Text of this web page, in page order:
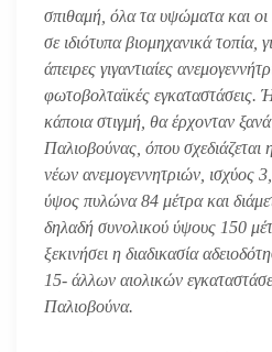
σπιθαμή, όλα τα υψώματα και οι
σε ιδιότυπα βιομηχανικά τοπία,
άπειρες γιγαντιαίες
φωτοβολταϊκές εγκαταστάσεις.
κάποια στιγμή, θα έρχονταν
Παλιοβούνας, όπου σχεδιάζεται
νέων ανεμογεννητριών, ισχύος
ύψος πυλώνα 84 μέτρα και
δηλαδή συνολικού ύψους 150
ξεκινήσει η διαδικασία
15- άλλων αιολικών
Παλιοβούνα.